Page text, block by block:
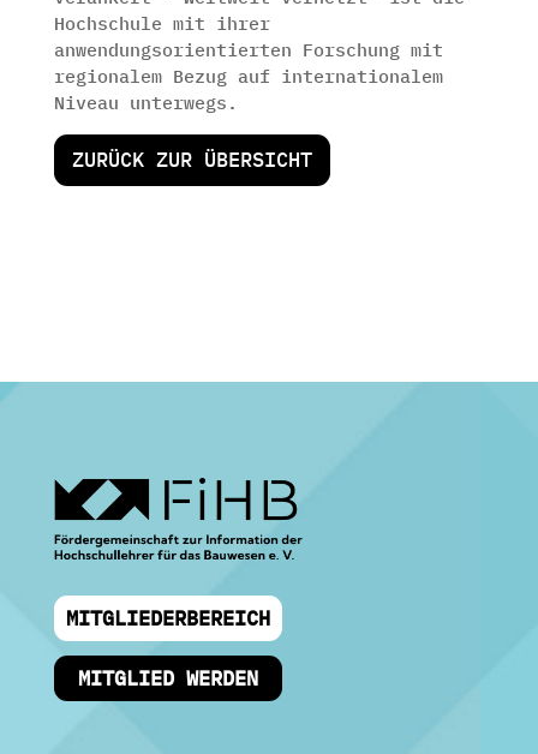
Hochschule mit ihrer
anwendungsorientierten Forschung mit
regionalem Bezug auf internationalem
Niveau unterwegs.
ZURÜCK ZUR ÜBERSICHT
MITGLIEDERBEREICH
MITGLIED WERDEN